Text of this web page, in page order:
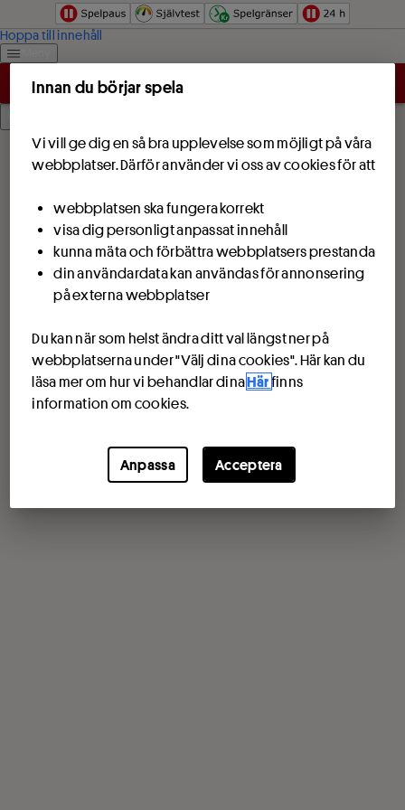
Hoppa till innehåll
Innan du börjar spela
Vi vill ge dig en så bra upplevelse som möjligt på våra
webbplatser. Därför använder vi oss av cookies för att
webbplatsen ska fungera korrekt
visa dig personligt anpassat innehåll
kunna mäta och förbättra webbplatsers prestanda
din användardata kan användas för annonsering
på externa webbplatser
Du kan när som helst ändra ditt val längst ner på
webbplatserna under "Välj dina cookies". Här kan du
läsa mer om hur vi behandlar dinaHär finns
information om cookies.
Anpassa Acceptera